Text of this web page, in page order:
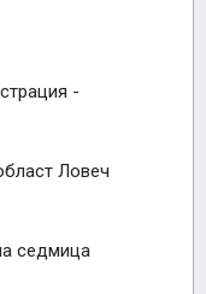
-
Ловеч
седмица